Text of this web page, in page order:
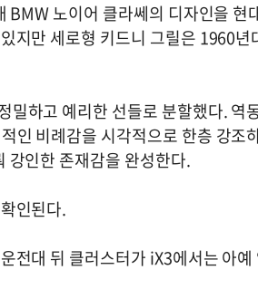
노이어 클라쎄의 디자인을 현
지만 세로형 키드니 그릴은 1960
밀하고 예리한 선들로 분할했다. 역
인 비례감을 시각적으로 한층 강조
강인한 존재감을 완성한다.
인된다.
전대 뒤 클러스터가 iX3에서는 아